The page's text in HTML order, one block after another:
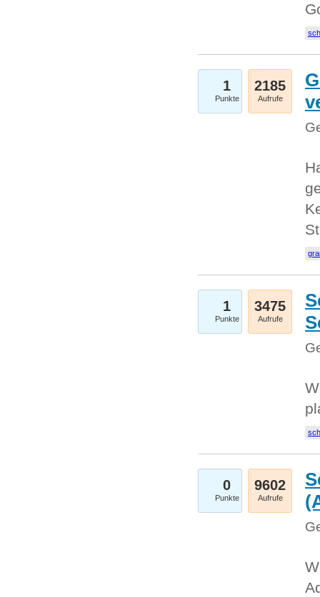
1
Punkte
2185
Aufrufe
1
Punkte
3475
Aufrufe
0
Punkte
9602
Aufrufe